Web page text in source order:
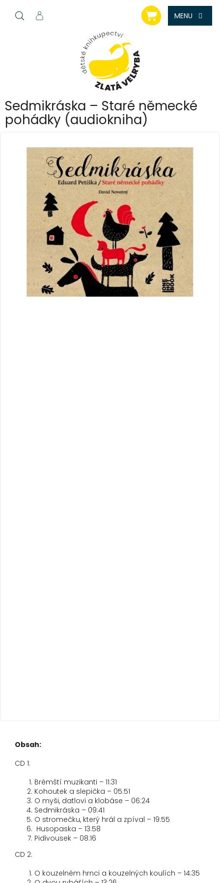
NÁKUPNÍ
KOŠÍK
Sedmikráska – Staré německé
pohádky (audiokniha)
Obsah:
CD 1:
Brémští muzikanti – 11:31
Kohoutek a slepička – 05:51
O myši, datlovi a klobáse – 06:24
Sedmikráska – 09:41
O stromečku, který hrál a zpíval – 19:55
Husopaska – 13:58
Pidivousek – 08:16
CD 2:
O kouzelném hrnci a kouzelných koulích – 14:35